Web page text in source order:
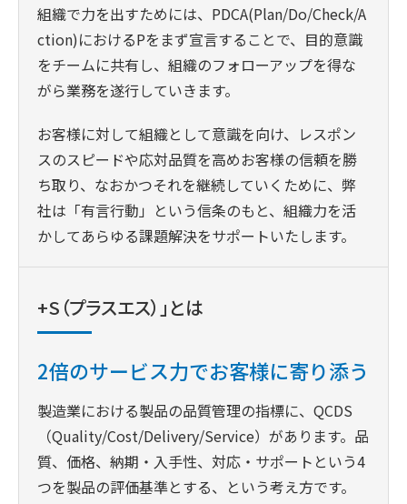
組織で力を出すためには、PDCA(Plan/Do/Check/A
ction)におけるPをまず宣言することで、目的意識
をチームに共有し、組織のフォローアップを得な
がら業務を遂行していきます。
お客様に対して組織として意識を向け、レスポン
スのスピードや応対品質を高めお客様の信頼を勝
ち取り、なおかつそれを継続していくために、弊
社は「有言行動」という信条のもと、組織力を活
かしてあらゆる課題解決をサポートいたします。
+S（プラスエス）」とは
2倍のサービス力でお客様に寄り添う
製造業における製品の品質管理の指標に、QCDS
（Quality/Cost/Delivery/Service）があります。品
質、価格、納期・入手性、対応・サポートという4
つを製品の評価基準とする、という考え方です。